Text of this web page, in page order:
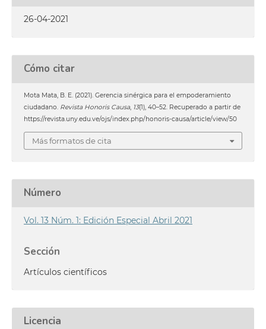
26-04-2021
Cómo citar
Mota Mata, B. E. (2021). Gerencia sinérgica para el empoderamiento
ciudadano. Revista Honoris Causa, 13(1), 40–52. Recuperado a partir de
https://revista.uny.edu.ve/ojs/index.php/honoris-causa/article/view/50
Más formatos de cita
Número
Vol. 13 Núm. 1: Edición Especial Abril 2021
Sección
Artículos científicos
Licencia